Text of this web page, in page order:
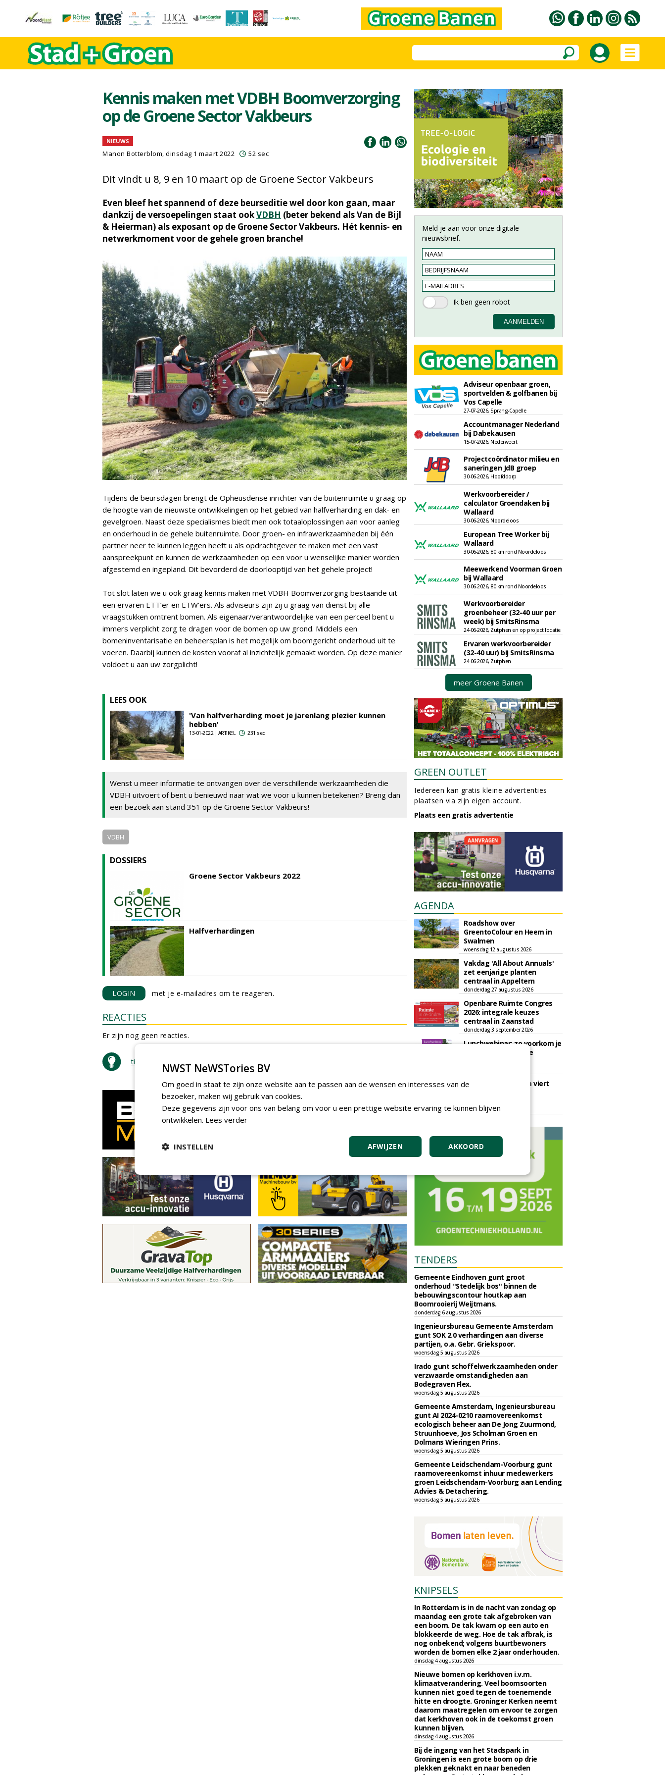
Kennis maken met VDBH Boomverzorging
op de Groene Sector Vakbeurs
NIEUWS
Manon Botterblom, dinsdag 1 maart 2022 52 sec
Dit vindt u 8, 9 en 10 maart op de Groene Sector Vakbeurs
Even bleef het spannend of deze beurseditie wel door kon gaan, maar
dankzij de versoepelingen staat ookVDBH (beter bekend als Van de Bijl
& Heierman) als exposant op de Groene Sector Vakbeurs. Hét kennis- en
netwerkmoment voor de gehele groen branche!
Tijdens de beursdagen brengt de Opheusdense inrichter van de buitenruimte u graag op
de hoogte van de nieuwste ontwikkelingen op het gebied van halfverharding en dak- en
gevelgroen. Naast deze specialismes biedt men ook totaaloplossingen aan voor aanleg
en onderhoud in de gehele buitenruimte. Door groen- en infrawerkzaamheden bij één
partner neer te kunnen leggen heeft u als opdrachtgever te maken met een vast
aanspreekpunt en kunnen de werkzaamheden op een voor u wenselijke manier worden
afgestemd en ingepland. Dit bevorderd de doorlooptijd van het gehele project!
Tot slot laten we u ook graag kennis maken met VDBH Boomverzorging bestaande uit
een ervaren ETT’er en ETW’ers. Als adviseurs zijn zij u graag van dienst bij alle
vraagstukken omtrent bomen. Als eigenaar/verantwoordelijke van een perceel bent u
immers verplicht zorg te dragen voor de bomen op uw grond. Middels een
bomeninventarisatie en beheersplan is het mogelijk om boomgericht onderhoud uit te
voeren. Daarbij kunnen de kosten vooraf al inzichtelijk gemaakt worden. Op deze manier
voldoet u aan uw zorgplicht!
LEES OOK
'Van halfverharding moet je jarenlang plezier kunnen
hebben'
13-01-2022 | ARTIKEL 231 sec
Wenst u meer informatie te ontvangen over de verschillende werkzaamheden die
VDBH uitvoert of bent u benieuwd naar wat we voor u kunnen betekenen? Breng dan
een bezoek aan stand 351 op de Groene Sector Vakbeurs!
VDBH
DOSSIERS
Groene Sector Vakbeurs 2022
Halfverhardingen
LOGIN met je e-mailadres om te reageren.
REACTIES
Er zijn nog geen reacties.
tip de redactie
Meld je aan voor onze digitale
nieuwsbrief.
Adviseur openbaar groen,
sportvelden & golfbanen bij
Vos Capelle
27-07-2026, Sprang-Capelle
Accountmanager Nederland
bij Dabekausen
15-07-2026, Nederweert
Projectcoördinator milieu en
saneringen JdB groep
30-06-2026, Hoofddorp
Werkvoorbereider /
calculator Groendaken bij
Wallaard
30-06-2026, Noordeloos
European Tree Worker bij
Wallaard
30-06-2026, 80 km rond Noordeloos
Meewerkend Voorman Groen
bij Wallaard
30-06-2026, 80 km rond Noordeloos
Werkvoorbereider
groenbeheer (32-40 uur per
week) bij SmitsRinsma
24-06-2026, Zutphen en op project locatie
Ervaren werkvoorbereider
(32-40 uur) bij SmitsRinsma
24-06-2026, Zutphen
meer Groene Banen
GREEN OUTLET
Iedereen kan gratis kleine advertenties
plaatsen via zijn eigen account.
Plaats een gratis advertentie
AGENDA
Roadshow over
GreentoColour en Heem in
Swalmen
woensdag 12 augustus 2026
Vakdag 'All About Annuals'
zet eenjarige planten
centraal in Appeltern
donderdag 27 augustus 2026
Openbare Ruimte Congres
2026: integrale keuzes
centraal in Zaanstad
donderdag 3 september 2026
Lunchwebinar: zo voorkom je
dat natuurinclusieve
Rooftop Symposium viert
vrijdag 18 september 2026
TENDERS
Gemeente Eindhoven gunt groot
onderhoud ''Stedelijk bos'' binnen de
bebouwingscontour houtkap aan
Boomrooierij Weijtmans.
donderdag 6 augustus 2026
Ingenieursbureau Gemeente Amsterdam
gunt SOK 2.0 verhardingen aan diverse
partijen, o.a. Gebr. Griekspoor.
woensdag 5 augustus 2026
Irado gunt schoffelwerkzaamheden onder
verzwaarde omstandigheden aan
Bodegraven Flex.
woensdag 5 augustus 2026
Gemeente Amsterdam, Ingenieursbureau
gunt AI 2024-0210 raamovereenkomst
ecologisch beheer aan De Jong Zuurmond,
Struunhoeve, Jos Scholman Groen en
Dolmans Wieringen Prins.
woensdag 5 augustus 2026
Gemeente Leidschendam-Voorburg gunt
raamovereenkomst inhuur medewerkers
groen Leidschendam-Voorburg aan Lending
Advies & Detachering.
woensdag 5 augustus 2026
KNIPSELS
In Rotterdam is in de nacht van zondag op
maandag een grote tak afgebroken van
een boom. De tak kwam op een auto en
blokkeerde de weg. Hoe de tak afbrak, is
nog onbekend; volgens buurtbewoners
worden de bomen elke 2 jaar onderhouden.
dinsdag 4 augustus 2026
Nieuwe bomen op kerkhoven i.v.m.
klimaatverandering. Veel boomsoorten
kunnen niet goed tegen de toenemende
hitte en droogte. Groninger Kerken neemt
daarom maatregelen om ervoor te zorgen
dat kerkhoven ook in de toekomst groen
kunnen blijven.
dinsdag 4 augustus 2026
Bij de ingang van het Stadspark in
Groningen is een grote boom op drie
plekken geknakt en naar beneden
NWST NeWSTories BV
Om goed in staat te zijn onze website aan te passen aan de wensen en interesses van de
bezoeker, maken wij gebruik van cookies.
Deze gegevens zijn voor ons van belang om voor u een prettige website ervaring te kunnen blijven
ontwikkelen. Lees verder
AKKOORD
AFWIJZEN
INSTELLEN